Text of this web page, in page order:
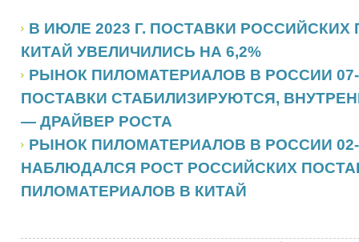
В ИЮЛЕ 2023 Г. ПОСТАВКИ
КИТАЙ УВЕЛИЧИЛИСЬ НА 6,2%
РЫНОК ПИЛОМАТЕРИАЛОВ В РОССИИ
ПОСТАВКИ СТАБИЛИЗИРУЮТСЯ,
— ДРАЙВЕР РОСТА
РЫНОК ПИЛОМАТЕРИАЛОВ В РОССИИ 02-
НАБЛЮДАЛСЯ РОСТ РОССИЙСКИХ
ПИЛОМАТЕРИАЛОВ В КИТАЙ